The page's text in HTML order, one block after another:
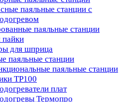
паяльные станции с
паяльные станции
пайки
для шприца
паяльные станции
паяльные станции
TP100
плат
Термопро